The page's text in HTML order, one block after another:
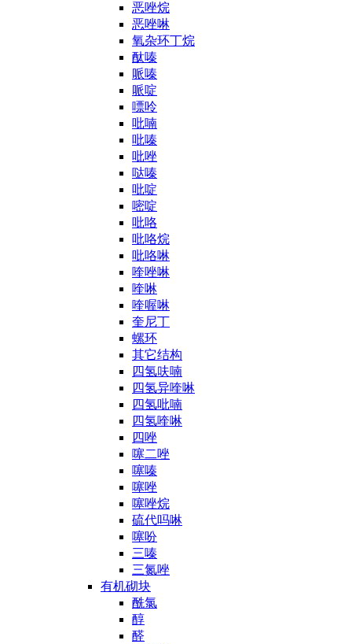
恶唑烷
恶唑啉
氧杂环丁烷
酞嗪
哌嗪
哌啶
嘌呤
吡喃
吡嗪
吡唑
哒嗪
吡啶
嘧啶
吡咯
吡咯烷
吡咯啉
喹唑啉
喹啉
喹喔啉
奎尼丁
螺环
其它结构
四氢呋喃
四氢异喹啉
四氢吡喃
四氢喹啉
四唑
噻二唑
噻嗪
噻唑
噻唑烷
硫代吗啉
噻吩
三嗪
三氮唑
有机砌块
酰氯
醇
醛